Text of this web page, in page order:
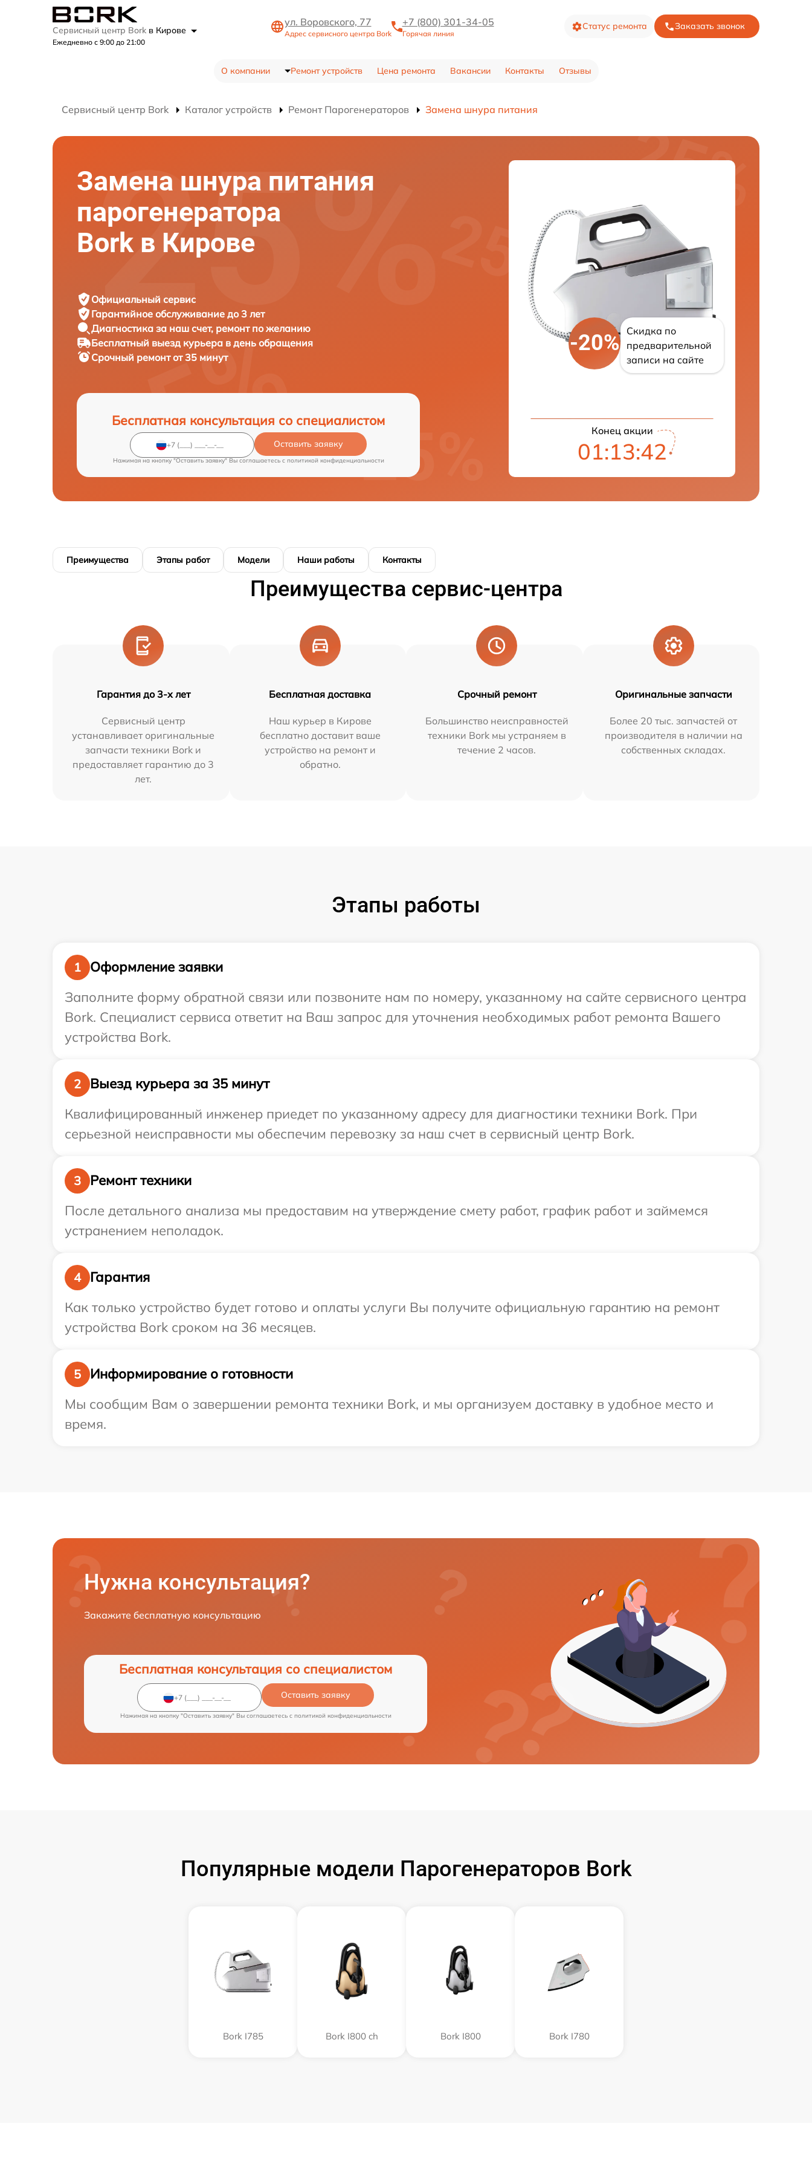
Сервисный центр Bork в Кирове
Ежедневно с 9:00 до 21:00
ул. Воровского, 77
Адрес сервисного центра Bork
+7 (800) 301-34-05
Горячая линия
Статус ремонта Заказать звонок
О компании Ремонт устройств Цена ремонта Вакансии Контакты Отзывы
Сервисный центр Bork Каталог устройств Ремонт Парогенераторов Замена шнура питания
Замена шнура питания
парогенератора
Bork в Кирове
Официальный сервис
Гарантийное обслуживание до 3 лет
Диагностика за наш счет, ремонт по желанию
Бесплатный выезд курьера в день обращения
Срочный ремонтот 35 минут
Бесплатная консультация со специалистом
Оставить заявку
Нажимая на кнопку "Оставить заявку" Вы соглашаетесь c политикой конфиденциальности
-20%
Скидка по
предварительной
записи на сайте
Конец акции
01:13:41
Преимущества Этапы работ Модели Наши работы Контакты
Преимущества сервис-центра
Гарантия до 3-х лет
Сервисный центр
устанавливает оригинальные
запчасти техники Bork и
предоставляет гарантию до 3
лет.
Бесплатная доставка
Наш курьер в Кирове
бесплатно доставит ваше
устройство на ремонт и
обратно.
Срочный ремонт
Большинство неисправностей
техники Bork мы устраняем в
течение 2 часов.
Оригинальные запчасти
Более 20 тыс. запчастей от
производителя в наличии на
собственных складах.
Этапы работы
1
Оформление заявки
Заполните форму обратной связи или позвоните нам по номеру, указанному на сайте сервисного центра
Bork. Специалист сервиса ответит на Ваш запрос для уточнения необходимых работ ремонта Вашего
устройства Bork.
2
Выезд курьера за 35 минут
Квалифицированный инженер приедет по указанному адресу для диагностики техники Bork. При
серьезной неисправности мы обеспечим перевозку за наш счет в сервисный центр Bork.
3
Ремонт техники
После детального анализа мы предоставим на утверждение смету работ, график работ и займемся
устранением неполадок.
4
Гарантия
Как только устройство будет готово и оплаты услуги Вы получите официальную гарантию на ремонт
устройства Bork сроком на 36 месяцев.
5
Информирование о готовности
Мы сообщим Вам о завершении ремонта техники Bork, и мы организуем доставку в удобное место и
время.
Нужна консультация?
Закажите бесплатную консультацию
Бесплатная консультация со специалистом
Оставить заявку
Нажимая на кнопку "Оставить заявку" Вы соглашаетесь c политикой конфиденциальности
Популярные модели Парогенераторов Bork
Bork I785 Bork I800 ch Bork I800 Bork I780